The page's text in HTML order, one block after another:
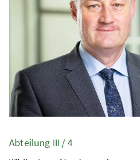
Abteilung III / 4